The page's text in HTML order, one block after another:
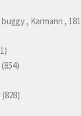
, Karmann , 181
(854)
(828)